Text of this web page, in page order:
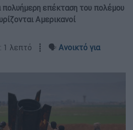
πολυήμερη επέκταση του πολέμου
Αμερικανοί
1 λεπτό ┋ 🗣️ Ανοικτό για